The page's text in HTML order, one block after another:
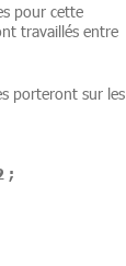
pour cette
travaillés entre
porteront sur les
;